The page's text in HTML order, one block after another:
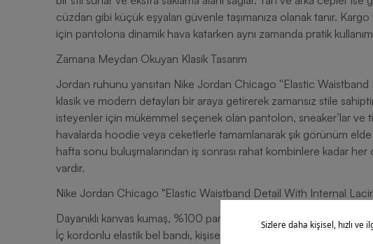
cüzdan gibi küçük eşyaları güvenle taşımanıza olanak tanır.
için pantolona dinamik hava katarken aynı zamanda pratik
Zamana Meydan Okuyan Klasik Tasarım
Jordan ruhunu yansıtan Nike Jordan Chicago ''Elastic
klasik ve modern detayları bir araya getirerek zamansız stile
isteyenler için mükemmel seçenek olan pantolon, sneaker’lar ve
havalarda hoodie veya ceketlerle tamamlanarak şık görünüm
hafta sonu buluşmalarından iş sonrası rahat kombinlere kadar her
vardır.
Nike Jordan Chicago "Elastic Waistband Detail With Internal
Dayanıklı kanvas kumaş, %100 pamuklu yapıdadır .
İç kordonlu elastik bel bandı, kişisel uyum sağlayarak gün boyu